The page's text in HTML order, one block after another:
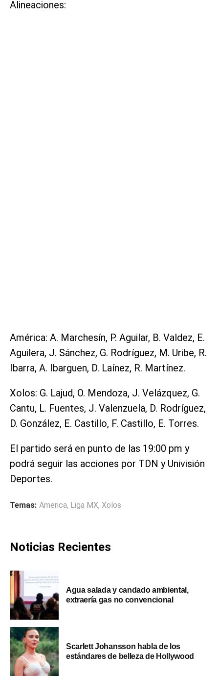
Alineaciones:
América: A. Marchesín, P. Aguilar, B. Valdez, E.
Aguilera, J. Sánchez, G. Rodríguez, M. Uribe, R.
Ibarra, A. Ibarguen, D. Laínez, R. Martínez.
Xolos: G. Lajud, O. Mendoza, J. Velázquez, G.
Cantu, L. Fuentes, J. Valenzuela, D. Rodríguez,
D. González, E. Castillo, F. Castillo, E. Torres.
El partido será en punto de las 19:00 pm y
podrá seguir las acciones por TDN y Univisión
Deportes.
Temas: America, Liga MX, Xolos
Noticias Recientes
Agua salada y candado ambiental,
extraería gas no convencional
Scarlett Johansson habla de los
estándares de belleza de Hollywood